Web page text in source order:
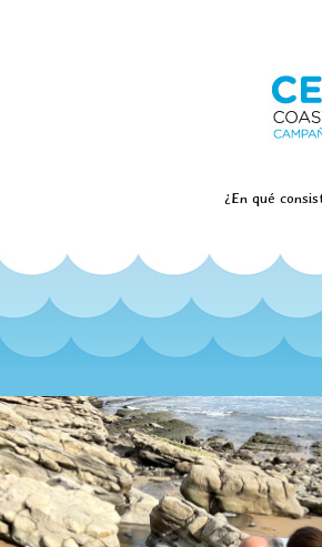
¿En qué